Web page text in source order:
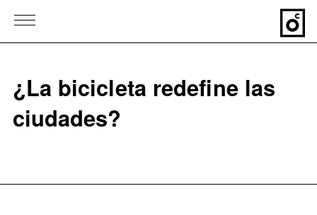
¿La bicicleta redefine las
ciudades?